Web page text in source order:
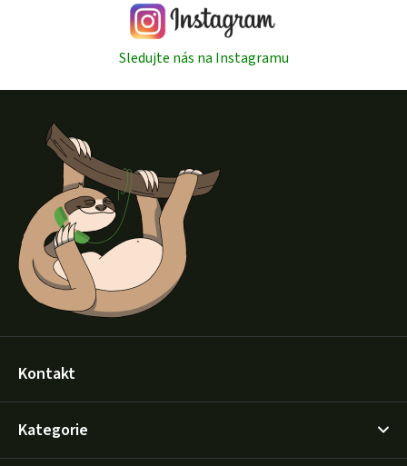
Sledujte nás na Instagramu
Kontakt
Kategorie